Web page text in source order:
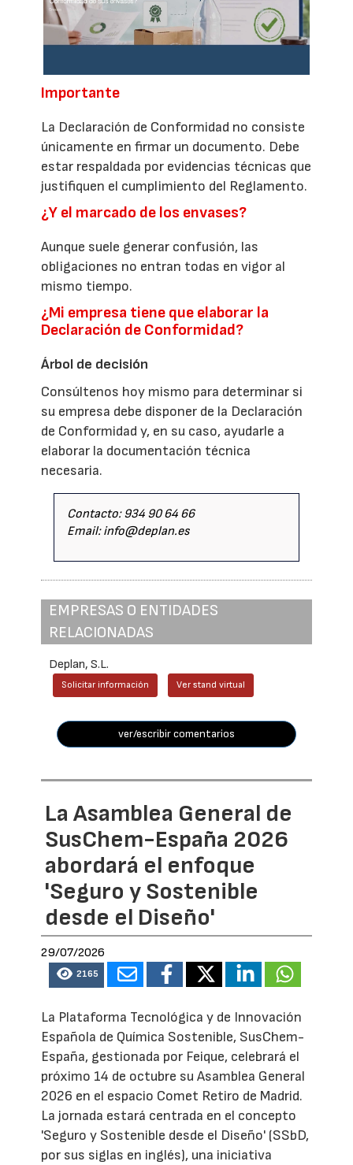
Importante
La Declaración de Conformidad no consiste
únicamente en firmar un documento. Debe
estar respaldada por evidencias técnicas que
justifiquen el cumplimiento del Reglamento.
¿Y el marcado de los envases?
Aunque suele generar confusión, las
obligaciones no entran todas en vigor al
mismo tiempo.
¿Mi empresa tiene que elaborar la
Declaración de Conformidad?
Árbol de decisión
Consúltenos hoy mismo para determinar si
su empresa debe disponer de la Declaración
de Conformidad y, en su caso, ayudarle a
elaborar la documentación técnica
necesaria.
Contacto: 934 90 64 66
Email: info@deplan.es
EMPRESAS O ENTIDADES
RELACIONADAS
Deplan, S.L.
Solicitar información Ver stand virtual
ver/escribir comentarios
La Asamblea General de
SusChem-España 2026
abordará el enfoque
'Seguro y Sostenible
desde el Diseño'
29/07/2026
2165
La Plataforma Tecnológica y de Innovación
Española de Química Sostenible, SusChem-
España, gestionada por Feique, celebrará el
próximo 14 de octubre su Asamblea General
2026 en el espacio Comet Retiro de Madrid.
La jornada estará centrada en el concepto
'Seguro y Sostenible desde el Diseño' (SSbD,
por sus siglas en inglés), una iniciativa